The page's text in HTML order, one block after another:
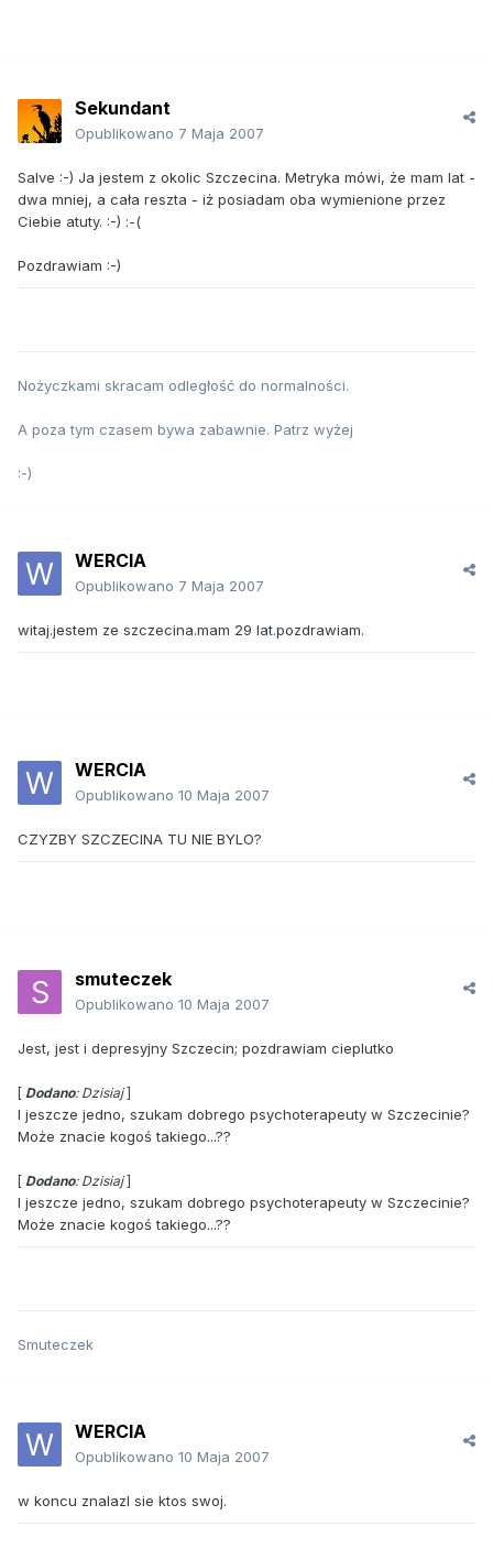
Sekundant
Opublikowano 7 Maja 2007
Salve :-) Ja jestem z okolic Szczecina. Metryka mówi, że mam lat -
dwa mniej, a cała reszta - iż posiadam oba wymienione przez
Ciebie atuty. :-) :-(
Pozdrawiam :-)
Nożyczkami skracam odległość do normalności.
A poza tym czasem bywa zabawnie. Patrz wyżej
:-)
WERCIA
Opublikowano 7 Maja 2007
witaj.jestem ze szczecina.mam 29 lat.pozdrawiam.
WERCIA
Opublikowano 10 Maja 2007
CZYZBY SZCZECINA TU NIE BYLO?
smuteczek
Opublikowano 10 Maja 2007
Jest, jest i depresyjny Szczecin; pozdrawiam cieplutko
[ Dodano: Dzisiaj]
I jeszcze jedno, szukam dobrego psychoterapeuty w Szczecinie?
Może znacie kogoś takiego...??
[ Dodano: Dzisiaj]
I jeszcze jedno, szukam dobrego psychoterapeuty w Szczecinie?
Może znacie kogoś takiego...??
Smuteczek
WERCIA
Opublikowano 10 Maja 2007
w koncu znalazl sie ktos swoj.